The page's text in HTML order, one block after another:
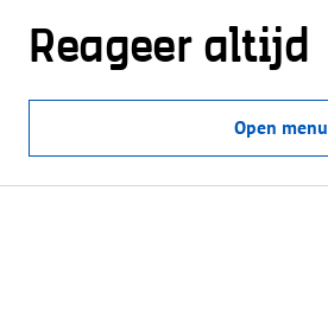
Reageer altijd
Open menu